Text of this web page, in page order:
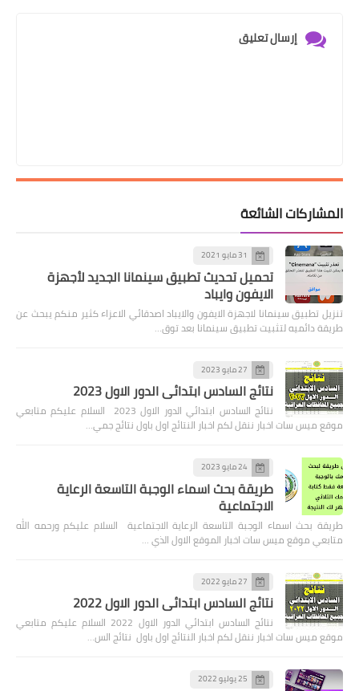
إرسال تعليق
المشاركات الشائعة
31 مايو 2021
تحميل تحديث تطبيق سينمانا الجديد لأجهزة
الايفون وايباد
تنزيل تطبيق سينمانا لاجهزة الايفون والايباد اصدقائي الاعزاء كثير منكم يبحث عن
طريقة دائميه لتثبيت تطبيق سينمانا بعد توق…
27 مايو 2023
نتائج السادس ابتدائي الدور الاول 2023
نتائج السادس ابتدائي الدور الاول 2023 السلام عليكم متابعي
موقع ميس سات اخبار ننقل لكم اخبار النتائج اول باول نتائج جمي…
24 مايو 2023
طريقة بحث اسماء الوجبة التاسعة الرعاية
الاجتماعية
طريقة بحث اسماء الوجبة التاسعة الرعاية الاجتماعية السلام عليكم ورحمه الله
متابعي موقع ميس سات اخبار الموقع الاول الذي …
27 مايو 2022
نتائج السادس ابتدائي الدور الاول 2022
نتائج السادس ابتدائي الدور الاول 2022 السلام عليكم متابعي
موقع ميس سات اخبار ننقل لكم اخبار النتائج اول باول نتائج الس…
25 يوليو 2022